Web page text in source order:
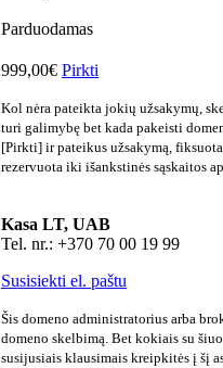
Parduodamas
999,00€ Pirkti
Kol nėra pateikta jokių užsakymų,
turi galimybę bet kada pakeisti
[Pirkti] ir pateikus užsakymą,
rezervuota iki išankstinės sąskaitos
Kasa LT, UAB
Tel. nr.: +370 70 00 19 99
Susisiekti el. paštu
Šis domeno administratorius arba
domeno skelbimą. Bet kokiais su
susijusiais klausimais kreipkitės į šį